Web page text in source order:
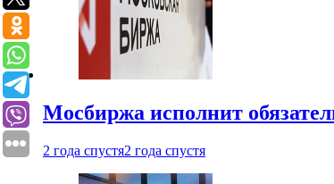
Мосбиржа исполнит
2 года спустя2 года спустя